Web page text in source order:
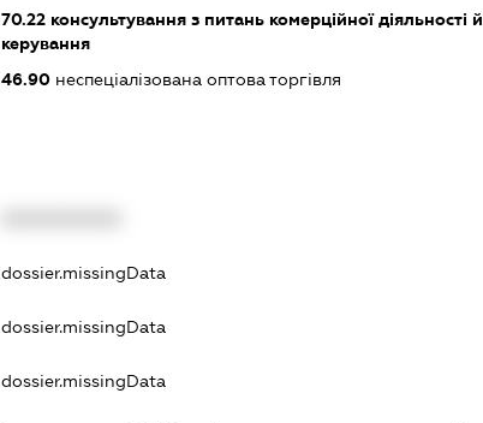
70.22консультування з питань комерційної діяльності й
керування
46.90неспеціалізована оптова торгівля
dossier.missingData
dossier.missingData
dossier.missingData